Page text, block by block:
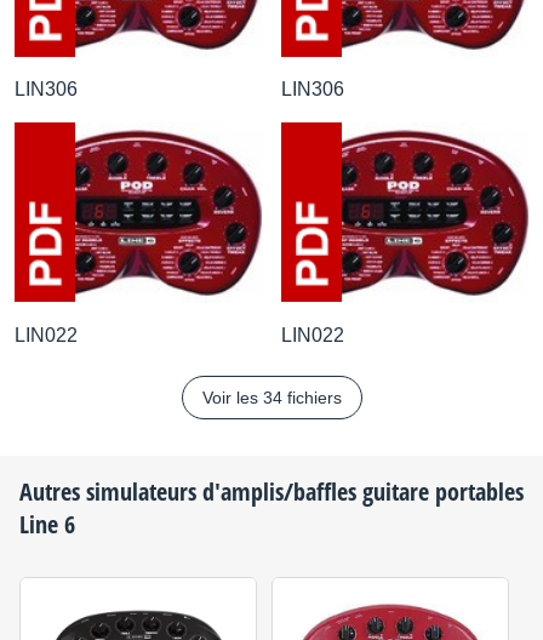
LIN306 LIN306
LIN022 LIN022
Voir les 34 fichiers
Autres simulateurs d'amplis/baffles guitare portables
Line 6